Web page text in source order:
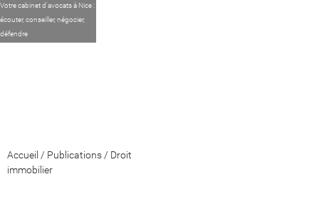
Votre cabinet d'avocats à Nice :
écouter, conseiller, négocier,
défendre
Accueil / Publications / Droit
immobilier